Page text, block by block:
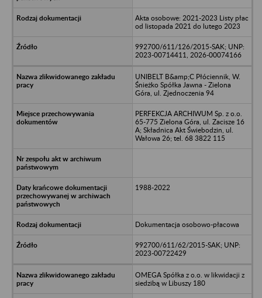
Akta osobowe: 2021-2023 Listy płac
od listopada 2021 do lutego 2023
992700/611/126/2015-SAK; UNP:
2023-00714411, 2026-00074166
UNIBELT B&amp;C Płóciennik, W.
Śnieżko Spółka Jawna - Zielona
Góra, ul. Zjednoczenia 94
PERFEKCJA ARCHIWUM Sp. z o.o.
65-775 Zielona Góra, ul. Zacisze 16
A; Składnica Akt Świebodzin, ul.
Wałowa 26; tel. 68 3822 115
1988-2022
Dokumentacja osobowo-płacowa
992700/611/62/2015-SAK; UNP:
2023-00722429
OMEGA Spółka z o.o. w likwidacji z
siedzibą w Libuszy 180